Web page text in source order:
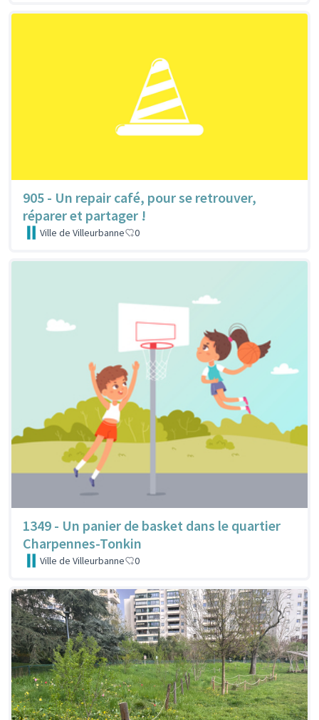
905 - Un repair café, pour se retrouver,
réparer et partager !
Ville de Villeurbanne 0
1349 - Un panier de basket dans le quartier
Charpennes-Tonkin
Ville de Villeurbanne 0